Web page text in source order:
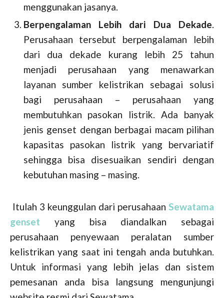
menggunakan jasanya.
Berpengalaman Lebih dari Dua Dekade
Perusahaan tersebut berpengalaman lebih
dari dua dekade kurang lebih 25 tahun
menjadi perusahaan yang menawarkan
layanan sumber kelistrikan sebagai solusi
bagi perusahaan – perusahaan yang
membutuhkan pasokan listrik. Ada banyak
jenis genset dengan berbagai macam pilihan
kapasitas pasokan listrik yang bervariatif
sehingga bisa disesuaikan sendiri dengan
kebutuhan masing – masing.
Itulah 3 keunggulan dari perusahaan Sewatama
genset yang bisa diandalkan sebagai
perusahaan penyewaan peralatan sumber
kelistrikan yang saat ini tengah anda butuhkan.
Untuk informasi yang lebih jelas dan sistem
pemesanan anda bisa langsung mengunjungi